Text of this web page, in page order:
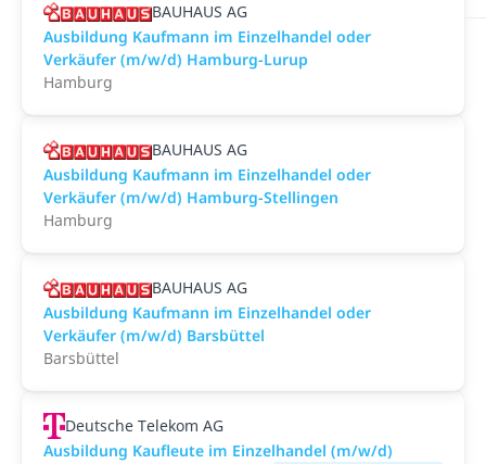
BAUHAUS AG
Ausbildung Kaufmann im Einzelhandel oder
Verkäufer (m/w/d) Hamburg-Lurup
Hamburg
BAUHAUS AG
Ausbildung Kaufmann im Einzelhandel oder
Verkäufer (m/w/d) Hamburg-Stellingen
Hamburg
BAUHAUS AG
Ausbildung Kaufmann im Einzelhandel oder
Verkäufer (m/w/d) Barsbüttel
Barsbüttel
Deutsche Telekom AG
Ausbildung Kaufleute im Einzelhandel (m/w/d)